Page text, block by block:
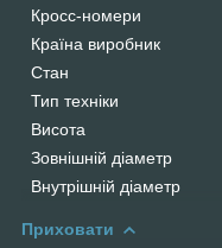
Кросс-номери
Країна виробник
Стан
Тип техніки
Висота
Зовнішній діаметр
Внутрішній діаметр
Приховати